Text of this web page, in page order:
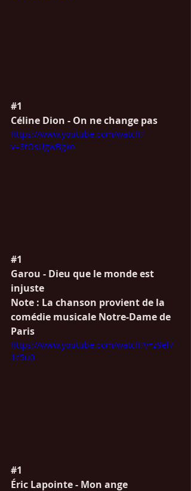
#1
Céline Dion - On ne change pas
https://www.youtube.com/watch?
v=3tOsUgwBgko
#1
Garou - Dieu que le monde est
injuste
Note : La chanson provient de la
comédie musicale Notre-Dame de
Paris
https://www.youtube.com/watch?v=z9el7-
1c5u0
#1
Éric Lapointe - Mon ange